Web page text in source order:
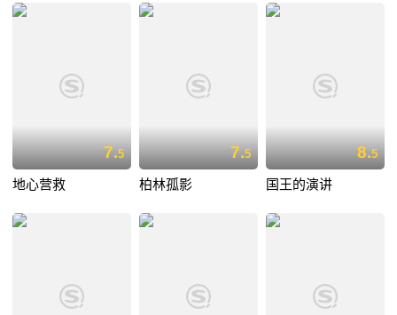
7.5
地心营救
7.5
柏林孤影
8.5
国王的演讲